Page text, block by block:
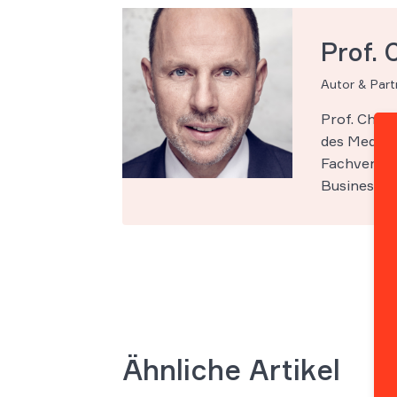
Prof.
Autor &
Prof.
des
Business
Ähnliche Artikel